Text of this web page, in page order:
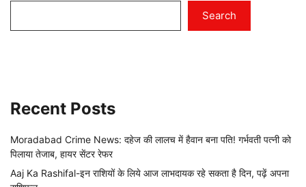
Search
Recent Posts
Moradabad Crime News: दहेज की लालच में हैवान बना पति! गर्भवती पत्नी को
पिलाया तेजाब, हायर सेंटर रेफर
Aaj Ka Rashifal-इन राशियों के लिये आज लाभदायक रहे सकता है दिन, पढ़ें अपना